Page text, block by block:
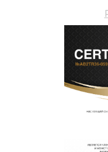
компетентное
работы и